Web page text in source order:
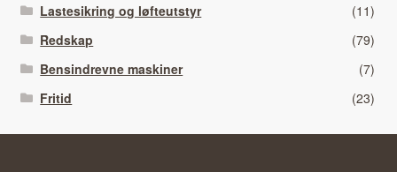
Lastesikring og løfteutstyr
(11)
Redskap
(79)
Bensindrevne maskiner
(7)
Fritid
(23)